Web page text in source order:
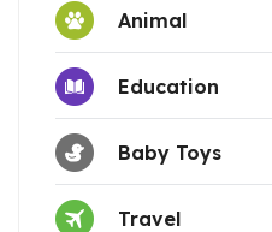
Animal
Education
Baby Toys
Travel